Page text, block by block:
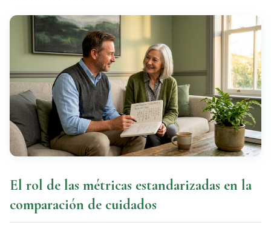
El rol de las métricas estandarizadas en la
comparación de cuidados